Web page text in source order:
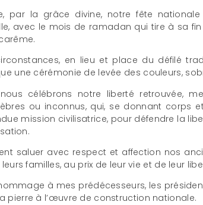
par la grâce divine, notre fête
avec le mois de ramadan qui tire à sa
en lieu et place du défilé
une cérémonie de levée des couleurs,
célébrons notre liberté retrouvée,
ou inconnus, qui, se donnant corps
mission civilisatrice, pour défendre la
saluer avec respect et affection nos
familles, au prix de leur vie et de leur
à mes prédécesseurs, les
pierre à l’œuvre de construction nationale.